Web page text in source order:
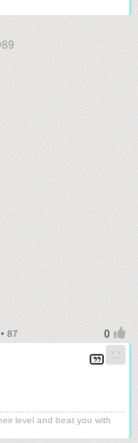
87
level and beat you with